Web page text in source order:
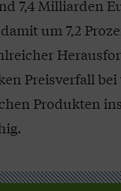
7,4 Milliarden
um 7,2
Preisverfall
Produkten